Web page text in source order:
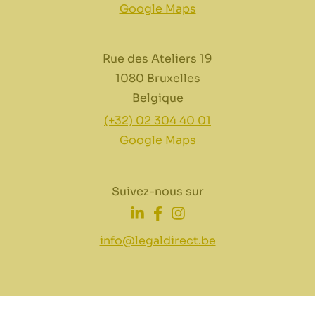
Google Maps
Rue des Ateliers 19
1080 Bruxelles
Belgique
(+32) 02 304 40 01
Google Maps
info@legaldirect.be
Suivez-nous sur